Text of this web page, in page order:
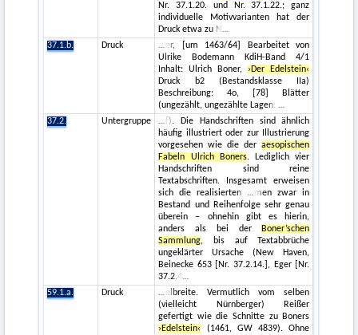
Nr. 37.1.20. und Nr. 37.1.22.; ganz
individuelle Motivvarianten hat der
Druck etwa zu N
37.1.b.
Druck
er, [um 1463/64] Bearbeitet von
Ulrike Bodemann KdiH-Band 4/1
Inhalt: Ulrich Boner, ›Der Edelstein‹
Druck b2 (Bestandsklasse IIa)
Beschreibung: 4o, [78] Blätter
(ungezählt, ungezählte Lagen:
37.2.
Untergruppe
f). Die Handschriften sind ähnlich
häufig illustriert oder zur Illustrierung
vorgesehen wie die deraesopischen
Fabeln Ulrich Boners. Lediglich vier
Handschriften sind reine
Textabschriften. Insgesamt erweisen
sich die realisierten
men zwar in
Bestand und Reihenfolge sehr genau
überein – ohnehin gibt es hierin,
anders als bei derBoner’schen
Sammlung, bis auf Textabbrüche
ungeklärter Ursache (New Haven,
Beinecke 653 [Nr. 37.2.14.], Eger [Nr.
37.2.4
59.1.a.
Druck
elbreite. Vermutlich vom selben
(vielleicht Nürnberger) Reißer
gefertigt wie die Schnitte zu Boners
›Edelstein‹
(1461, GW 4839). Ohne